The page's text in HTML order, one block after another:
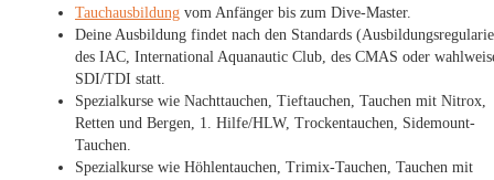
Tauchausbildung vom Anfänger bis zum Dive-Master.
Deine Ausbildung findet nach den Standards
des IAC, International Aquanautic Club, des CMAS oder
SDI/TDI statt.
Spezialkurse wie Nachttauchen, Tieftauchen, Tauchen mit Nitrox,
Retten und Bergen, 1. Hilfe/HLW, Trockentauchen, Sidemount-
Tauchen.
Spezialkurse wie Höhlentauchen, Trimix-Tauchen, Tauchen mit